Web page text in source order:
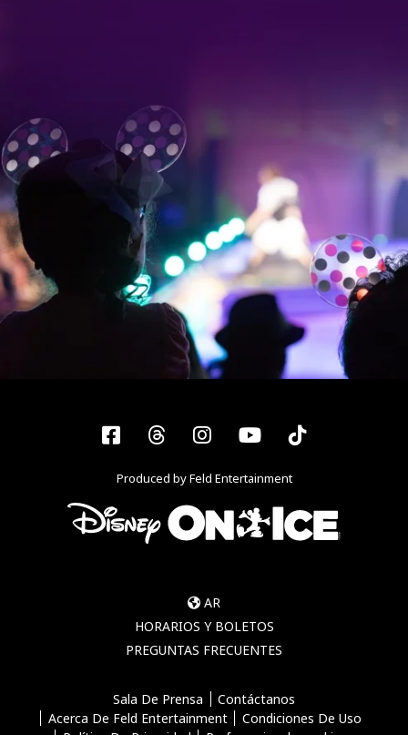
Facebook
ThreadsInstagram
YouTubeTiktok
Produced by Feld Entertainment
AR
HORARIOS Y BOLETOS
PREGUNTAS FRECUENTES
Sala De Prensa
Contáctanos
Acerca De Feld Entertainment
Condiciones De Uso